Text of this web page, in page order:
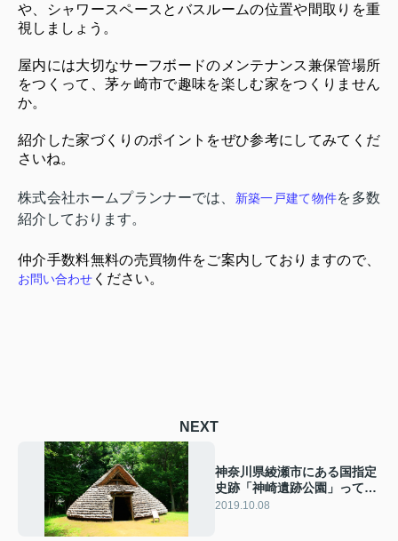
や、シャワースペースとバスルームの位置や間取りを重
視しましょう。
屋内には大切なサーフボードのメンテナンス兼保管場所
をつくって、茅ヶ崎市で趣味を楽しむ家をつくりません
か。
紹介した家づくりのポイントをぜひ参考にしてみてくだ
さいね。
株式会社ホームプランナーでは、 新築一戸建て物件を多数
紹介しております。
仲介手数料無料の売買物件をご案内しておりますので、
お問い合わせ ください。
NEXT
神奈川県綾瀬市にある国指定
史跡「神崎遺跡公園」ってど
んな所？
2019.10.08